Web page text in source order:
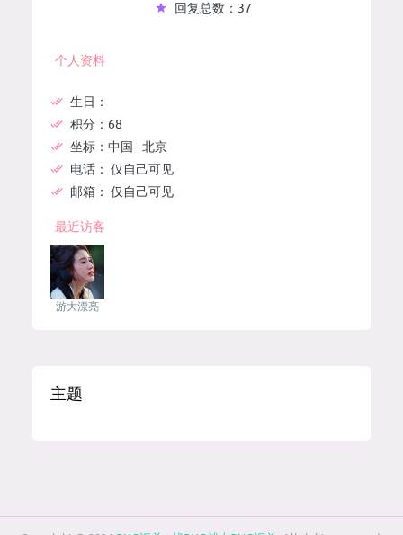
回复总数：37
个人资料
生日：
积分： 68
坐标： 中国 - 北京
电话： 仅自己可见
邮箱： 仅自己可见
最近访客
游大漂亮
主题